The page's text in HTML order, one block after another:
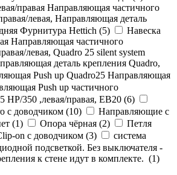
правая Направляющая частичного
левая, Направляющая деталь
Фурнитура Hettich (5)
Навеска
Направляющая частичного
левая, Quadro 25 silent system
деталь крепления Quadro,
Push up Quadro25 Направляющая
Push up частичного
НР/350 ,левая/правая, ЕВ20 (6)
с доводчиком (10)
Направляющие с
(1) Опора чёрная (2)
Петля
on с доводчиком (3)
система
подсветкой. Без выключателя -
к стене идут в комплекте. (1)